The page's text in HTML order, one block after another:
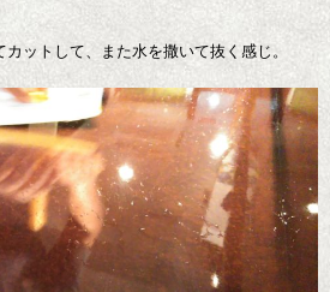
ットして、また水を撒いて抜く感じ。